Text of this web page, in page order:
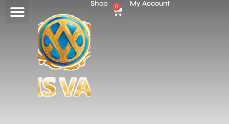
Shop 0 My Account